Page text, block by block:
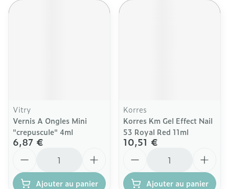
Vitry
Vernis A Ongles Mini
"crepuscule" 4ml
6,87 €
Ajouter au panier
Korres
Korres Km Gel Effect Nail
53 Royal Red 11ml
10,51 €
Ajouter au panier